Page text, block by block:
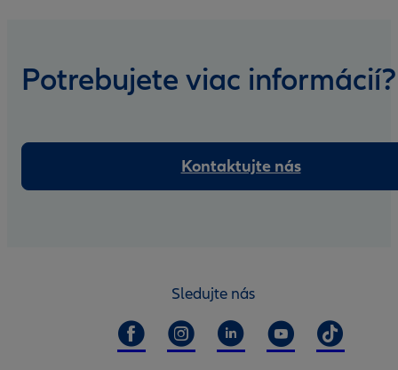
Potrebujete viac informácií?
Kontaktujte nás
Sledujte nás